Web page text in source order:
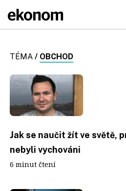
TÉMA / OBCHOD
Jak se naučit žít ve světě,
nebyli vychováni
6 minut čtení